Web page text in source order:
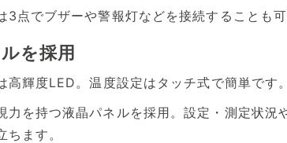
3点でブザーや警報灯などを接続することも可
を採用
高輝度LED。温度設定はタッチ式で簡単です。
力を持つ液晶パネルを採用。設定・測定状
ちます。